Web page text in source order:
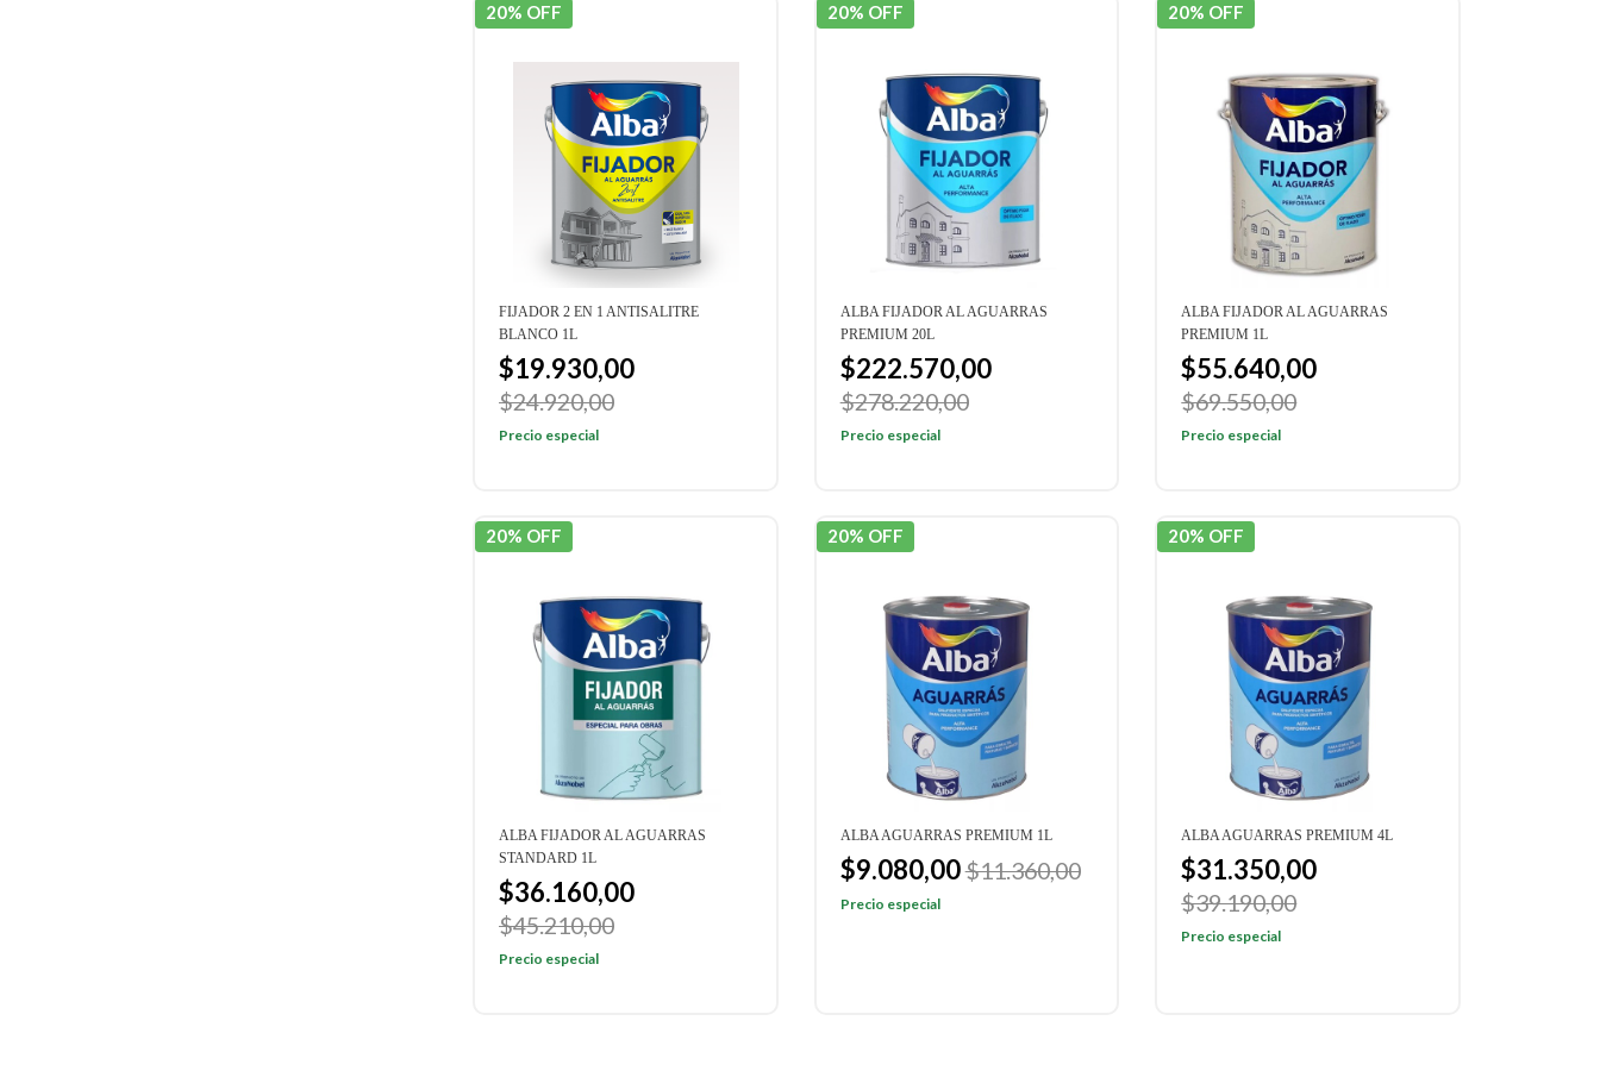
20% OFF
FIJADOR 2 EN 1 ANTISALITRE
BLANCO 1L
$19.930,00
$24.920,00
Precio especial
20% OFF
ALBA FIJADOR AL AGUARRAS
PREMIUM 20L
$222.570,00
$278.220,00
Precio especial
20% OFF
ALBA FIJADOR AL AGUARRAS
PREMIUM 1L
$55.640,00
$69.550,00
Precio especial
20% OFF
ALBA FIJADOR AL AGUARRAS
STANDARD 1L
$36.160,00
$45.210,00
Precio especial
20% OFF
ALBA AGUARRAS PREMIUM 1L
$9.080,00$11.360,00
Precio especial
20% OFF
ALBA AGUARRAS PREMIUM 4L
$31.350,00
$39.190,00
Precio especial